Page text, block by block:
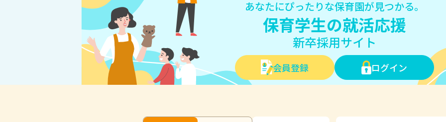
あなたにぴったりな保育園が見つかる。
保育学生の就活応援
新卒採用サイト
会員登録 ログイン